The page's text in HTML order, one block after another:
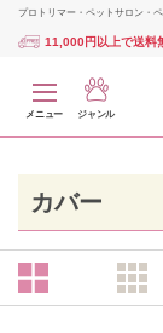
プロトリマー・ペットサロン・
11,000円以上で送料
メニュー ジャンル
カバー